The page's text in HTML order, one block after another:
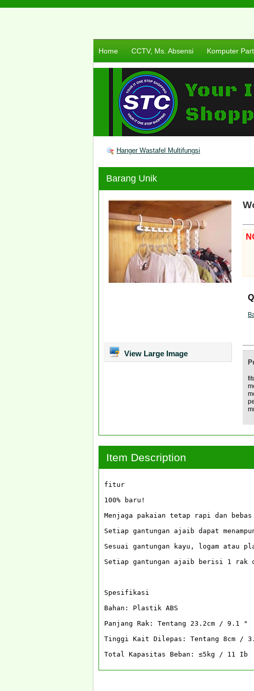
Home CCTV, Ms. Absensi Komputer
Hanger Wastafel Multifungsi
Barang Unik
View Large Image
Item Description
fitur
100% baru!
Menjaga pakaian tetap rapi dan
Setiap gantungan ajaib dapat
Sesuai gantungan kayu, logam atau
Setiap gantungan ajaib berisi 1 rak
Spesifikasi
Bahan: Plastik ABS
Panjang Rak: Tentang 23.2cm / 9.1 "
Tinggi Kait Dilepas: Tentang 8cm /
Total Kapasitas Beban: ≤5kg / 11 Ib